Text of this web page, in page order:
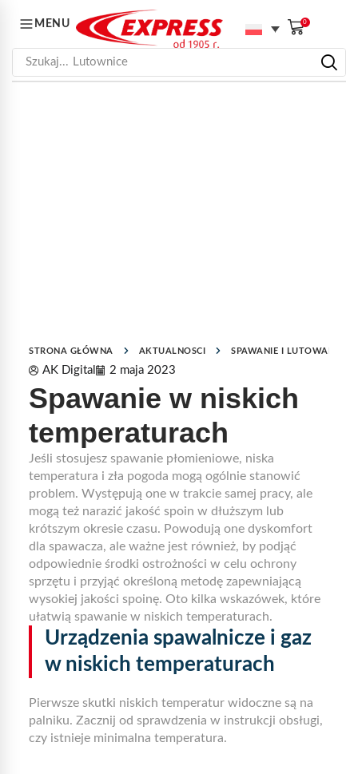
MENU 0
Szukaj... Lutownice
STRONA GŁÓWNA AKTUALNOSCI SPAWANIE I LUTOWANIE
AK Digital 2 maja 2023
Spawanie w niskich
temperaturach
Jeśli stosujesz spawanie płomieniowe, niska
temperatura i zła pogoda mogą ogólnie stanowić
problem. Występują one w trakcie samej pracy, ale
mogą też narazić jakość spoin w dłuższym lub
krótszym okresie czasu. Powodują one dyskomfort
dla spawacza, ale ważne jest również, by podjąć
odpowiednie środki ostrożności w celu ochrony
sprzętu i przyjąć określoną metodę zapewniającą
wysokiej jakości spoinę. Oto kilka wskazówek, które
ułatwią spawanie w niskich temperaturach.
Urządzenia spawalnicze i gaz
w niskich temperaturach
Pierwsze skutki niskich temperatur widoczne są na
palniku. Zacznij od sprawdzenia w instrukcji obsługi,
czy istnieje minimalna temperatura.